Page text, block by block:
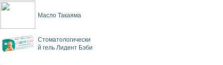
Масло Такаяма
Стоматологически
й гель Лидент Бэби